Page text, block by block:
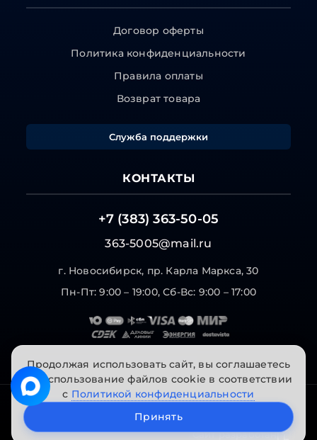
Договор оферты
Политика конфиденциальности
Правила оплаты
Возврат товара
Служба поддержки
КОНТАКТЫ
+7 (383) 363-50-05
363-5005@mail.ru
г. Новосибирск, пр. Карла Маркса, 30
Пн-Пт: 9:00 – 19:00, Сб-Вс: 9:00 – 17:00
© 2026 "Инструменты на Горской". Все права
Сайт разработан
Продолжая использовать сайт, вы соглашаетесь
на использование файлов cookie в соответствии
с Политикой конфиденциальности
Принять